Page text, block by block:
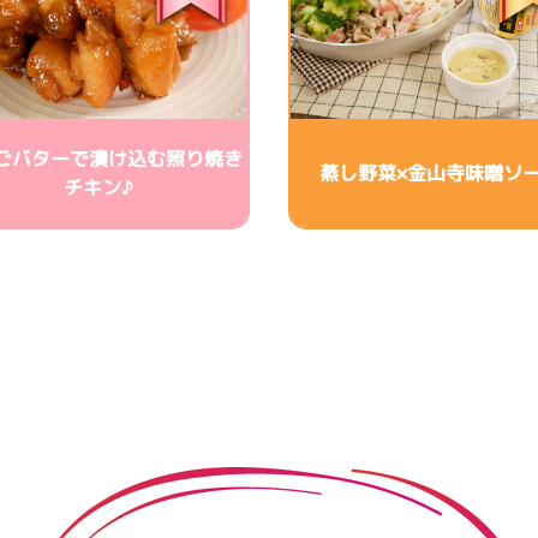
バターで漬け込む照り焼き
チキン♪
蒸し野菜×金山寺味噌ソ